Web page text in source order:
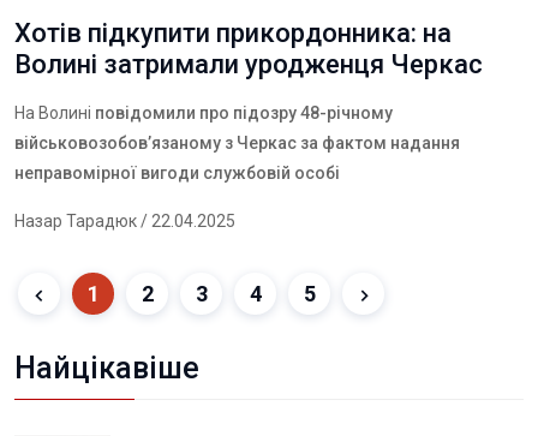
Хотів підкупити прикордонника: на
Волині затримали уродженця Черкас
На Волині повідомили про підозру 48-річному
військовозобов’язаному з Черкас за фактом надання
неправомірної вигоди службовій особі
Назар Тарадюк/ 22.04.2025
1 2 3 4 5
Найцікавіше